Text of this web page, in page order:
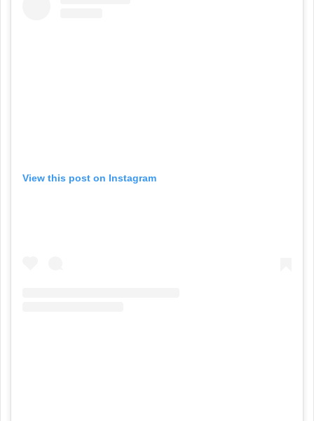
View this post on Instagram